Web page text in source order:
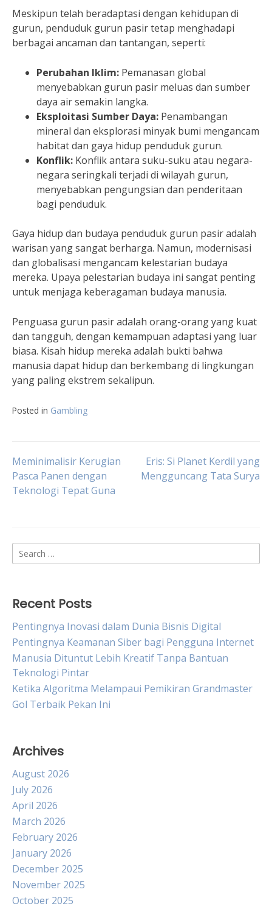
Meskipun telah beradaptasi dengan kehidupan di
gurun, penduduk gurun pasir tetap menghadapi
berbagai ancaman dan tantangan, seperti:
Perubahan Iklim: Pemanasan global
menyebabkan gurun pasir meluas dan sumber
daya air semakin langka.
Eksploitasi Sumber Daya: Penambangan
mineral dan eksplorasi minyak bumi mengancam
habitat dan gaya hidup penduduk gurun.
Konflik: Konflik antara suku-suku atau negara-
negara seringkali terjadi di wilayah gurun,
menyebabkan pengungsian dan penderitaan
bagi penduduk.
Gaya hidup dan budaya penduduk gurun pasir adalah
warisan yang sangat berharga. Namun, modernisasi
dan globalisasi mengancam kelestarian budaya
mereka. Upaya pelestarian budaya ini sangat penting
untuk menjaga keberagaman budaya manusia.
Penguasa gurun pasir adalah orang-orang yang kuat
dan tangguh, dengan kemampuan adaptasi yang luar
biasa. Kisah hidup mereka adalah bukti bahwa
manusia dapat hidup dan berkembang di lingkungan
yang paling ekstrem sekalipun.
Posted in Gambling
Post
navigation
Meminimalisir Kerugian
Pasca Panen dengan
Teknologi Tepat Guna
Eris: Si Planet Kerdil yang
Mengguncang Tata Surya
Search
for:
Recent Posts
Pentingnya Inovasi dalam Dunia Bisnis Digital
Pentingnya Keamanan Siber bagi Pengguna Internet
Manusia Dituntut Lebih Kreatif Tanpa Bantuan
Teknologi Pintar
Ketika Algoritma Melampaui Pemikiran Grandmaster
Gol Terbaik Pekan Ini
Archives
August 2026
July 2026
April 2026
March 2026
February 2026
January 2026
December 2025
November 2025
October 2025